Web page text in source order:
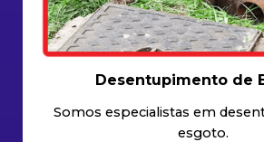
Desentupimento de
Somos especialistas em
esgoto.